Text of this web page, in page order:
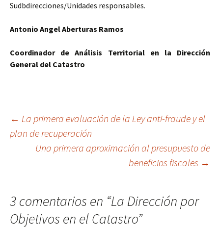
Sudbdirecciones/Unidades responsables.
Antonio Angel Aberturas Ramos
Coordinador de Análisis Territorial en la Dirección
General del Catastro
Navegación
← La primera evaluación de la Ley anti-fraude y el
plan de recuperación
Una primera aproximación al presupuesto de
beneficios fiscales →
3 comentarios en “La Dirección por
Objetivos en el Catastro”